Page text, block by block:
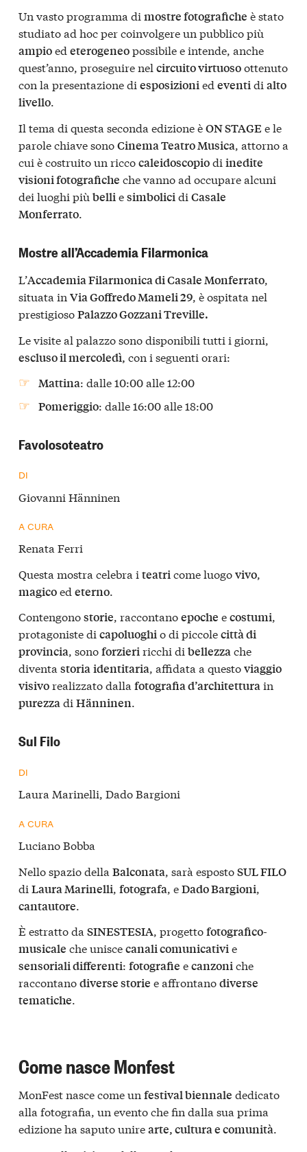
Un vasto programma di mostre fotografiche è stato
studiato ad hoc per coinvolgere un pubblico più
ampioed eterogeneopossibile e intende, anche
quest’anno, proseguire nel circuito virtuosoottenuto
con la presentazione di esposizionied eventidi alto
livello.
Il tema di questa seconda edizione èON STAGEe le
parole chiave sonoCinema Teatro Musica, attorno a
cui è costruito un riccocaleidoscopiodi inedite
visioni fotografiche che vanno ad occupare alcuni
dei luoghi più belliesimbolicidi Casale
Monferrato.
Mostre all’Accademia Filarmonica
L’Accademia Filarmonica di Casale Monferrato,
situata in Via Goffredo Mameli 29, è ospitata nel
prestigiosoPalazzo Gozzani Treville.
Le visite al palazzo sono disponibili tutti i giorni,
escluso il mercoledì, con i seguenti orari:
Mattina: dalle 10:00 alle 12:00
Pomeriggio: dalle 16:00 alle 18:00
Favolosoteatro
DI
Giovanni Hänninen
A CURA
Renata Ferri
Questa mostra celebra i teatricome luogovivo,
magicoed eterno.
Contengonostorie, raccontanoepoche ecostumi,
protagoniste di capoluoghio di piccolecittà di
provincia, sonoforzieriricchi di bellezzache
diventa storiaidentitaria, affidata a questoviaggio
visivorealizzato dalla fotografia d’architetturain
purezzadi Hänninen.
Sul Filo
DI
Laura Marinelli, Dado Bargioni
A CURA
Luciano Bobba
Nello spazio della Balconata , sarà espostoSUL FILO
di Laura Marinelli fotografa , eDado Bargioni
cantautore
È estratto da SINESTESIA, progettofotografico-
musicale che uniscecanali comunicativie
sensoriali differenti: fotografie ecanzoniche
raccontanodiverse storie e affrontanodiverse
tematiche.
Come nasce Monfest
MonFest nasce come un festival biennale dedicato
alla fotografia, un evento che fin dalla sua prima
edizione ha saputo unirearte, cultura e comunità.